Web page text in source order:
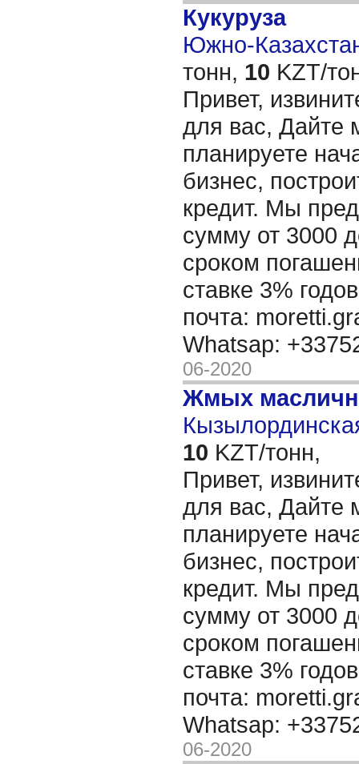
Кукуруза
Южно-
тонн, 10 KZT/
Привет,
для вас, Дайте
планируете
бизнес,
кредит. Мы
сумму от 3000
сроком
ставке 3%
почта:
Whatsap:
06-2020
Жмых
10 KZT/тонн,
Привет,
для вас, Дайте
планируете
бизнес,
кредит. Мы
сумму от 3000
сроком
ставке 3%
почта:
Whatsap:
06-2020